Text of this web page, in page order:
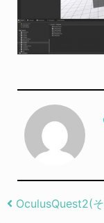
Post
OculusQuest2(